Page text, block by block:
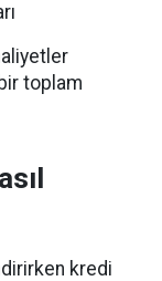
toplam
kredi